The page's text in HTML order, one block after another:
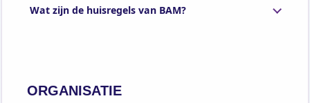
Wat zijn de huisregels van BAM?
ORGANISATIE